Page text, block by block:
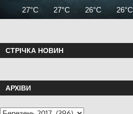
27°C 27°C 26°C 26°C
СТРІЧКА НОВИН
АРХІВИ